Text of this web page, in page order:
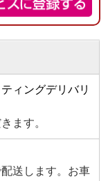
ィングデリバリ
ます。
送します。お車